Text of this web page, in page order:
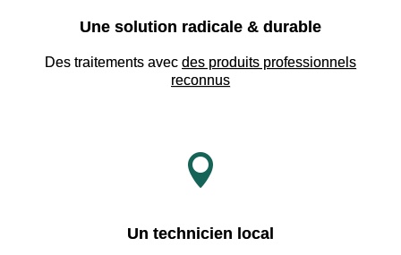
Une solution radicale & durable
Des traitements avec des produits professionnels
reconnus

Un technicien local